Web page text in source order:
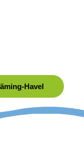
Havel